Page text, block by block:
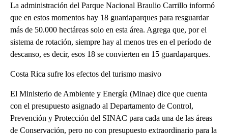
La administración del Parque Nacional Braulio Carrillo informó
que en estos momentos hay 18 guardaparques para resguardar
más de 50.000 hectáreas solo en esta área. Agrega que, por el
sistema de rotación, siempre hay al menos tres en el período de
descanso, es decir, esos 18 se convierten en 15 guardaparques.
Costa Rica sufre los efectos del turismo masivo
El Ministerio de Ambiente y Energía (Minae) dice que cuenta
con el presupuesto asignado al Departamento de Control,
Prevención y Protección del SINAC para cada una de las áreas
de Conservación, pero no con presupuesto extraordinario para la